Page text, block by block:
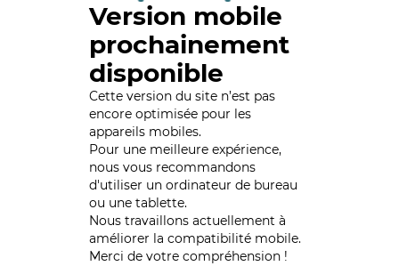
Version mobile
prochainement
disponible
Cette version du site n’est pas
encore optimisée pour les
appareils mobiles.
Pour une meilleure expérience,
nous vous recommandons
d'utiliser un ordinateur de bureau
ou une tablette.
Nous travaillons actuellement à
améliorer la compatibilité mobile.
Merci de votre compréhension !